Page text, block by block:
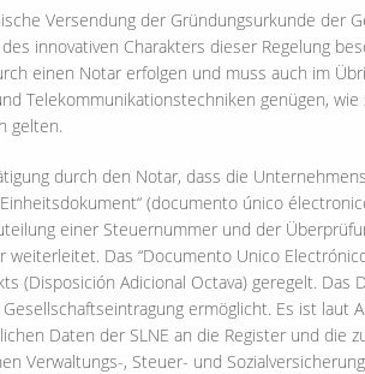
Versendung der Gründungsurkunde der
innovativen Charakters dieser Regelung
einen Notar erfolgen und muss auch im
Telekommunikationstechniken genügen,
gelten.
durch den Notar, dass die
(documento único
einer Steuernummer und der
weiterleitet. Das “Documento Unico
(Disposición Adicional Octava) geregelt.
ermöglicht. Es ist laut
Daten der SLNE an die Register und die
Verwaltungs-, Steuer- und